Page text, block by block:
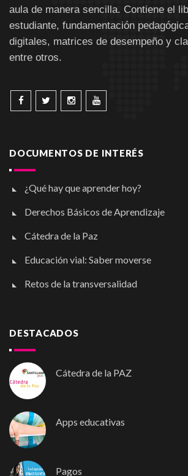
aula de manera sencilla. Contiene el
estudiante, fundamentación
digitales, matrices de desempeño y
entre otros.
DOCUMENTOS DE INTERÉS
¿Qué hay que aprender hoy?
Derechos Básicos de Aprendizaje
Cátedra de la Paz
Educación vial: Saber moverse
Retos de la transversalidad
DESTACADOS
Cátedra de la PAZ
Apps educativas
Pagos